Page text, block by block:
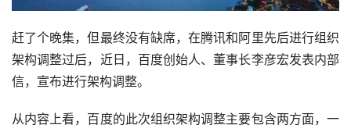
赶了个晚集，但最终没有缺席，在腾讯和阿里先后进行组织
架构调整过后，近日，百度创始人、董事长李彦宏发表内部
信，宣布进行架构调整。
从内容上看，百度的此次组织架构调整主要包含两方面，一